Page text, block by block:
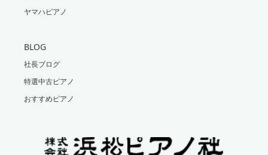
ヤマハピアノ
BLOG
社長ブログ
特選中古ピアノ
おすすめピアノ